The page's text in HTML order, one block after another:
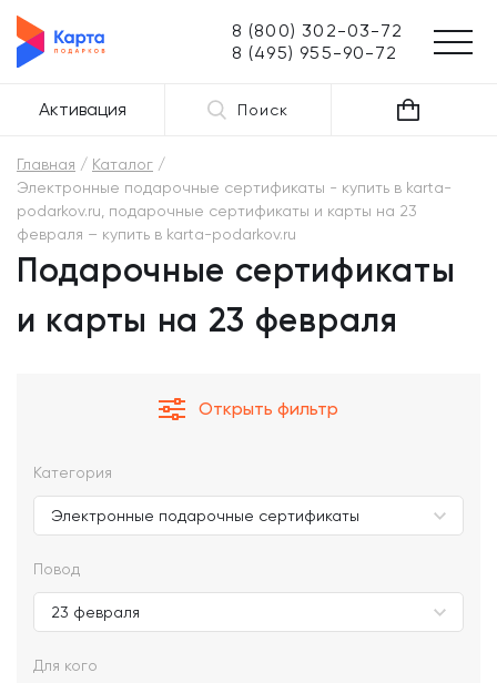
8 (800) 302-03-72
8 (495) 955-90-72
Активация Поиск
Главная
Каталог
Электронные подарочные сертификаты - купить в karta-
podarkov.ru, подарочные сертификаты и карты на 23
февраля – купить в karta-podarkov.ru
Подарочные сертификаты
и карты на 23 февраля
Открыть фильтр
Категория
Повод
Для кого